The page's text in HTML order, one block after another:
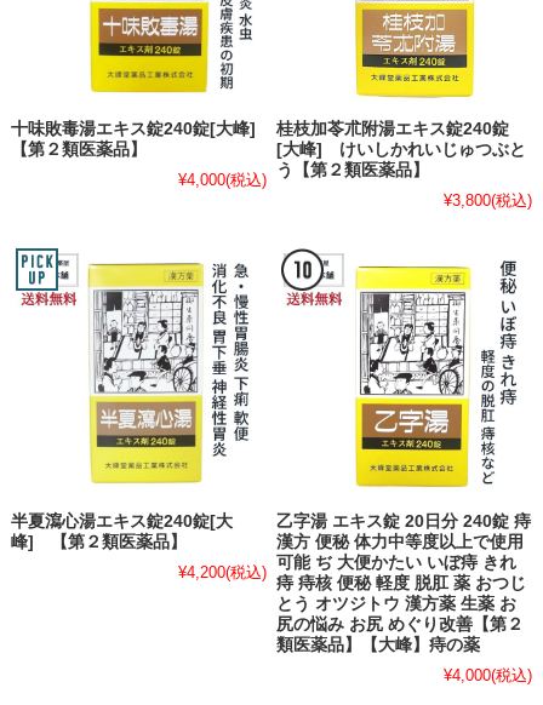
十味敗毒湯エキス錠240錠[大峰]
【第２類医薬品】
¥4,000(税込)
桂枝加苓朮附湯エキス錠240錠
[大峰] けいしかれいじゅつぶと
う【第２類医薬品】
¥3,800(税込)
半夏瀉心湯エキス錠240錠[大
峰] 【第２類医薬品】
¥4,200(税込)
乙字湯 エキス錠 20日分 240錠 痔
漢方 便秘 体力中等度以上で使用
可能 ぢ 大便かたい いぼ痔 きれ
痔 痔核 便秘 軽度 脱肛 薬 おつじ
とう オツジトウ 漢方薬 生薬 お
尻の悩み お尻 めぐり改善【第２
類医薬品】【大峰】痔の薬
¥4,000(税込)